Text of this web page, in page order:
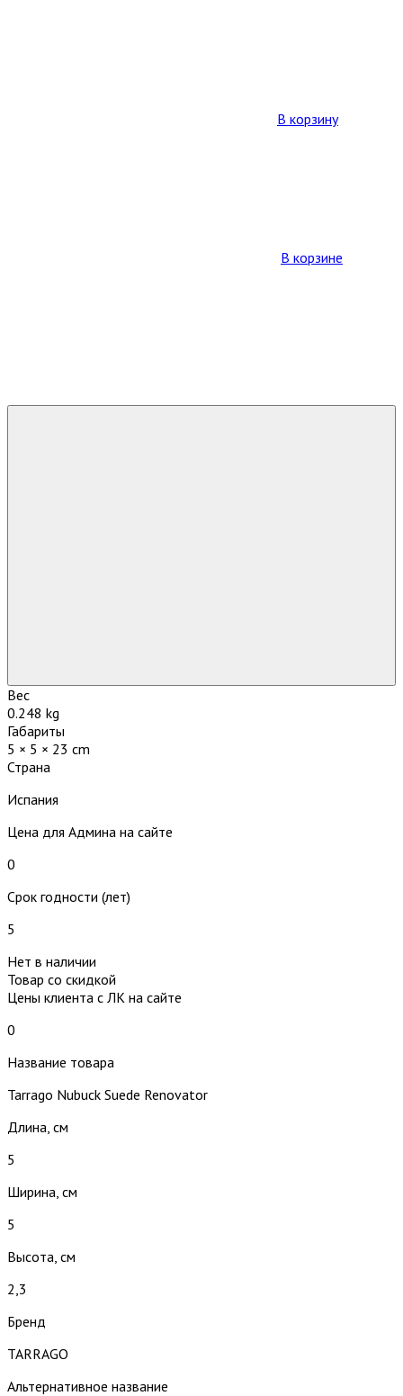
В корзину
В корзине
Вес
0.248 kg
Габариты
5 × 5 × 23 cm
Страна
Испания
Цена для Админа на сайте
0
Срок годности (лет)
5
Нет в наличии
Товар со скидкой
Цены клиента с ЛК на сайте
0
Название товара
Tarrago Nubuck Suede Renovator
Длина, см
5
Ширина, см
5
Высота, см
2,3
Бренд
TARRAGO
Альтернативное название